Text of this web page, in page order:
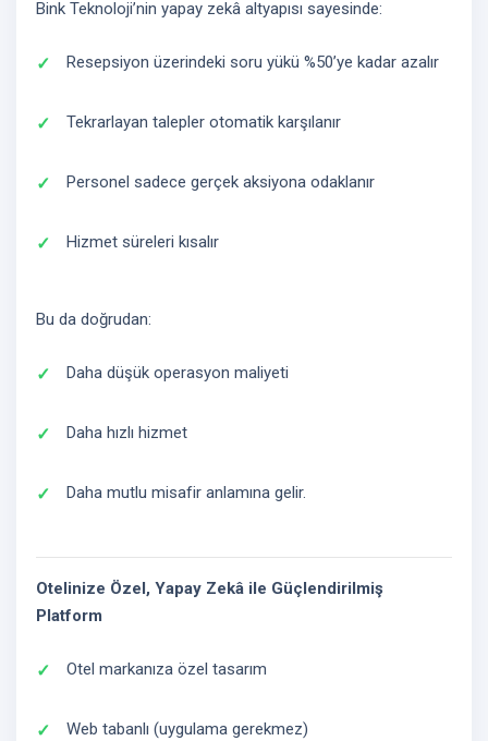
Bink Teknoloji’nin yapay zekâ altyapısı sayesinde:
Resepsiyon üzerindeki soru yükü %50’ye kadar azalır
Tekrarlayan talepler otomatik karşılanır
Personel sadece gerçek aksiyona odaklanır
Hizmet süreleri kısalır
Bu da doğrudan:
Daha düşük operasyon maliyeti
Daha hızlı hizmet
Daha mutlu misafir anlamına gelir.
Otelinize Özel, Yapay Zekâ ile Güçlendirilmiş
Platform
Otel markanıza özel tasarım
Web tabanlı (uygulama gerekmez)